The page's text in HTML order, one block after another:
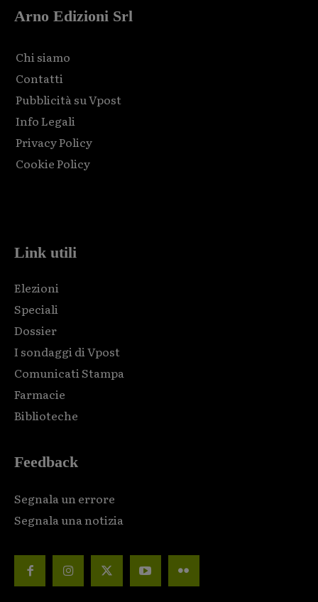
Arno Edizioni Srl
Chi siamo
Contatti
Pubblicità su Vpost
Info Legali
Privacy Policy
Cookie Policy
Link utili
Elezioni
Speciali
Dossier
I sondaggi di Vpost
Comunicati Stampa
Farmacie
Biblioteche
Feedback
Segnala un errore
Segnala una notizia